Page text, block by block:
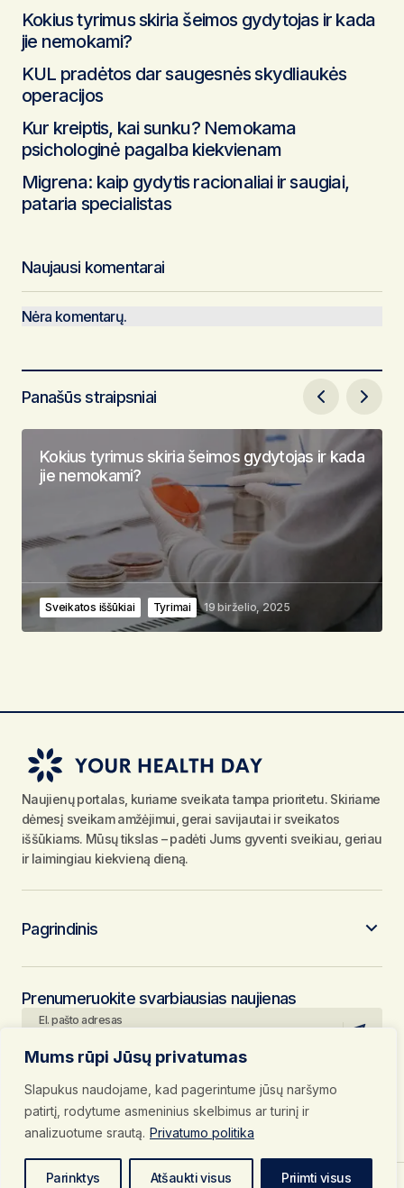
Mums rūpi Jūsų privatumas
Slapukus naudojame, kad pagerintume jūsų naršymo
patirtį, rodytume asmeninius skelbimus ar turinį ir
analizuotume srautą. Privatumo politika
Parinktys Atšaukti visus Priimti visus
Kokius tyrimus skiria šeimos gydytojas ir kada
jie nemokami?
KUL pradėtos dar saugesnės skydliaukės
operacijos
Kur kreiptis, kai sunku? Nemokama
psichologinė pagalba kiekvienam
Migrena: kaip gydytis racionaliai ir saugiai,
pataria specialistas
Naujausi komentarai
Nėra komentarų.
Panašūs straipsniai
Kokius tyrimus skiria šeimos gydytojas ir kada
jie nemokami?
Sveikatos iššūkiai Tyrimai 19 birželio, 2025
Naujienų portalas, kuriame sveikata tampa prioritetu. Skiriame
dėmesį sveikam amžėjimui, gerai savijautai ir sveikatos
iššūkiams. Mūsų tikslas – padėti Jums gyventi sveikiau, geriau
ir laimingiau kiekvieną dieną.
Pagrindinis
Prenumeruokite svarbiausias naujienas
El. pašto adresas
Paspausdami mygtuką „Prenumeruoti“, jūs patvirtinate, kad
bei sutinkate su jomis.
Sekite mus socialiniuose tinkluose
Privatumo politika Naudojimosi taisyklės